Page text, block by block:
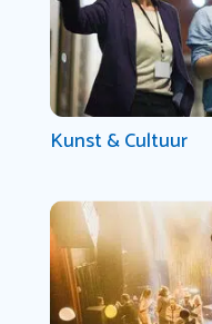
Kunst & Cultuur